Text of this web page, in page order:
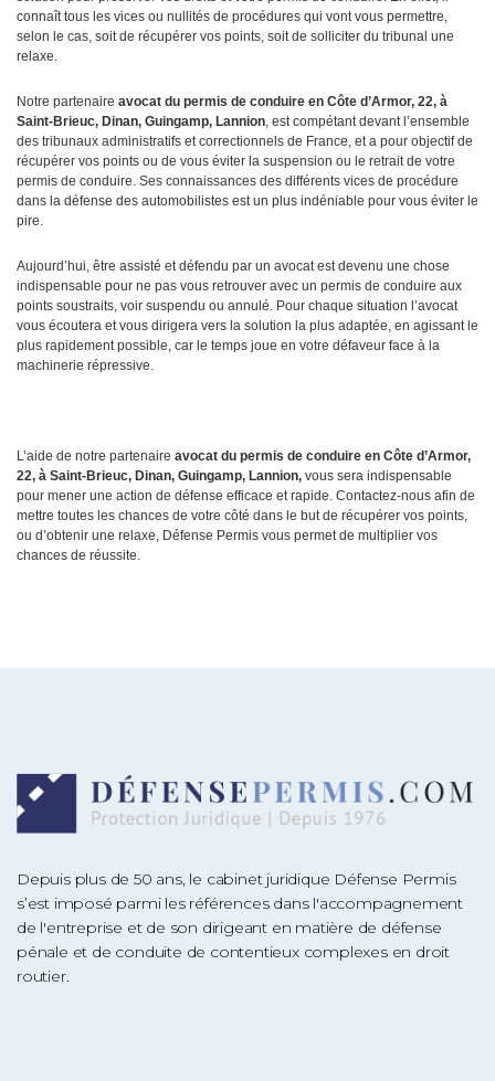
connaît tous les vices ou nullités de procédures qui vont vous permettre,
selon le cas, soit de récupérer vos points, soit de solliciter du tribunal une
relaxe.
Notre partenaire avocat du permis de conduire en Côte d’Armor, 22, à
Saint-Brieuc, Dinan, Guingamp, Lannion, est compétant devant l’ensemble
des tribunaux administratifs et correctionnels de France, et a pour objectif de
récupérer vos points ou de vous éviter la suspension ou le retrait de votre
permis de conduire. Ses connaissances des différents vices de procédure
dans la défense des automobilistes est un plus indéniable pour vous éviter le
pire.
Aujourd’hui, être assisté et défendu par un avocat est devenu une chose
indispensable pour ne pas vous retrouver avec un permis de conduire aux
points soustraits, voir suspendu ou annulé. Pour chaque situation l’avocat
vous écoutera et vous dirigera vers la solution la plus adaptée, en agissant le
plus rapidement possible, car le temps joue en votre défaveur face à la
machinerie répressive.
L’aide de notre partenaire avocat du permis de conduire en Côte d’Armor,
22, à Saint-Brieuc, Dinan, Guingamp, Lannion, vous sera indispensable
pour mener une action de défense efficace et rapide. Contactez-nous afin de
mettre toutes les chances de votre côté dans le but de récupérer vos points,
ou d’obtenir une relaxe, Défense Permis vous permet de multiplier vos
chances de réussite.
Depuis plus de 50 ans, le cabinet juridique Défense Permis
s’est imposé parmi les références dans l'accompagnement
de l'entreprise et de son dirigeant en matière de défense
pénale et de conduite de contentieux complexes en droit
routier.